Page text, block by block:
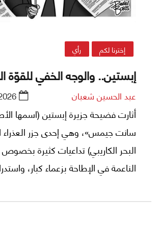
إخترنا لكم رأي
إبستين.. والوجه الخفي للقوّة
عبد الحسين شعبان
أثارت فضيحة جزيرة إبستين (اسمها
سانت جيمس»، وهي إحدى جزر العذراء
البحر الكاريبي) تداعيات كثيرة
الناعمة في الإطاحة بزعماء كبار،